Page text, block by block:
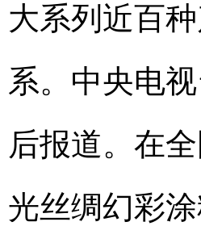
大系列近百
系。中央电
后报道。在
光丝绸幻彩